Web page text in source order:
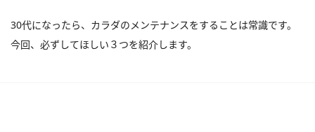
30代になったら、カラダのメンテナンスをすることは常識です。
今回、必ずしてほしい３つを紹介します。